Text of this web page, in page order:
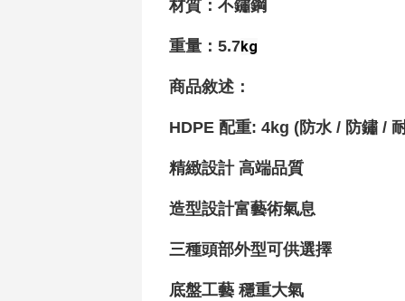
材質 ：不鏽鋼
重量 ：5.7kg
商品敘述：
HDPE 配重: 4kg (防水 / 防鏽 /
精緻設計 高端品質
造型設計富藝術氣息
三種頭部外型可供選擇
底盤工藝 穩重大氣